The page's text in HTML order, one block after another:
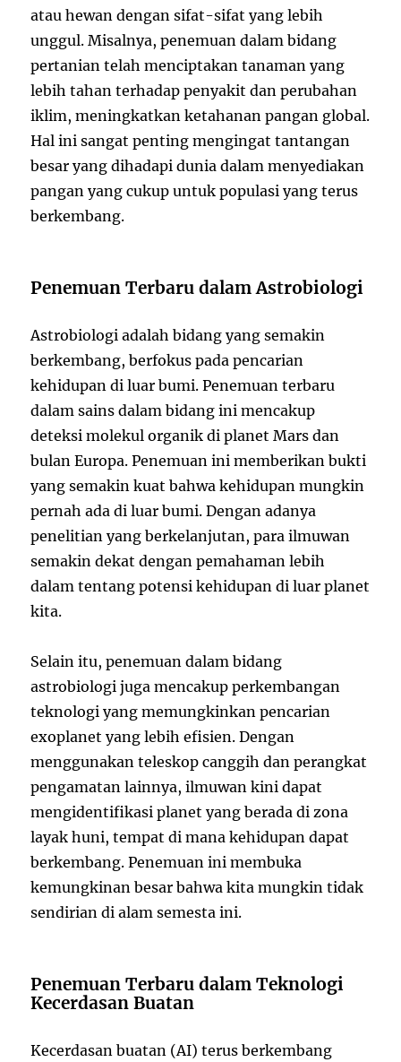
atau hewan dengan sifat-sifat yang lebih
unggul. Misalnya, penemuan dalam bidang
pertanian telah menciptakan tanaman yang
lebih tahan terhadap penyakit dan perubahan
iklim, meningkatkan ketahanan pangan global.
Hal ini sangat penting mengingat tantangan
besar yang dihadapi dunia dalam menyediakan
pangan yang cukup untuk populasi yang terus
berkembang.
Penemuan Terbaru dalam Astrobiologi
Astrobiologi adalah bidang yang semakin
berkembang, berfokus pada pencarian
kehidupan di luar bumi. Penemuan terbaru
dalam sains dalam bidang ini mencakup
deteksi molekul organik di planet Mars dan
bulan Europa. Penemuan ini memberikan bukti
yang semakin kuat bahwa kehidupan mungkin
pernah ada di luar bumi. Dengan adanya
penelitian yang berkelanjutan, para ilmuwan
semakin dekat dengan pemahaman lebih
dalam tentang potensi kehidupan di luar planet
kita.
Selain itu, penemuan dalam bidang
astrobiologi juga mencakup perkembangan
teknologi yang memungkinkan pencarian
exoplanet yang lebih efisien. Dengan
menggunakan teleskop canggih dan perangkat
pengamatan lainnya, ilmuwan kini dapat
mengidentifikasi planet yang berada di zona
layak huni, tempat di mana kehidupan dapat
berkembang. Penemuan ini membuka
kemungkinan besar bahwa kita mungkin tidak
sendirian di alam semesta ini.
Penemuan Terbaru dalam Teknologi
Kecerdasan Buatan
Kecerdasan buatan (AI) terus berkembang